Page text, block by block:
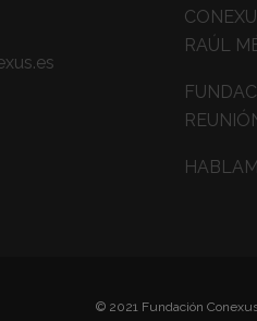
RAÚL
© 2021 Fundación